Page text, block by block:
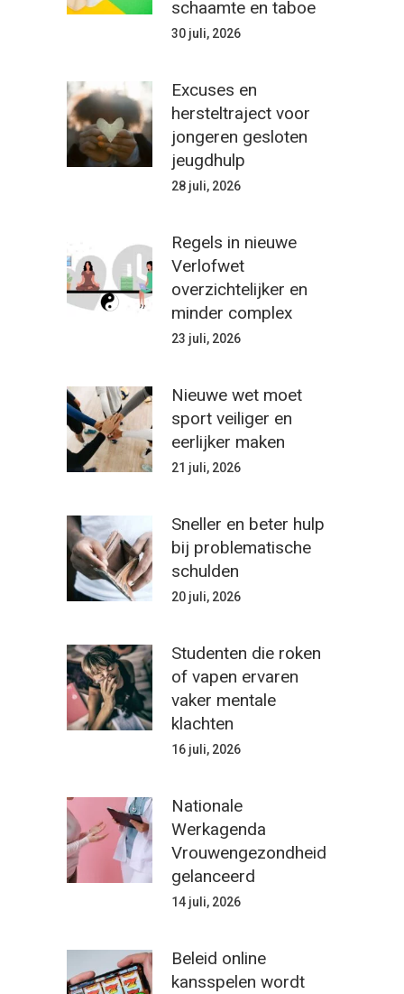
schaamte en taboe
30 juli, 2026
Excuses en
hersteltraject voor
jongeren gesloten
jeugdhulp
28 juli, 2026
Regels in nieuwe
Verlofwet
overzichtelijker en
minder complex
23 juli, 2026
Nieuwe wet moet
sport veiliger en
eerlijker maken
21 juli, 2026
Sneller en beter hulp
bij problematische
schulden
20 juli, 2026
Studenten die roken
of vapen ervaren
vaker mentale
klachten
16 juli, 2026
Nationale
Werkagenda
Vrouwengezondheid
gelanceerd
14 juli, 2026
Beleid online
kansspelen wordt